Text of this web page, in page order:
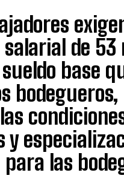
de 53
base
bodegueros,
y
las